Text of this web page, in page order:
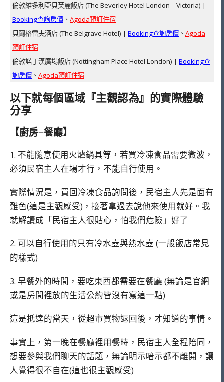
倫敦維多利亞貝芙麗飯店 (The Beverley Hotel London – Victoria) |
Booking查詢房價 、 Agoda預訂住宿
貝爾格雷夫酒店 (The Belgrave Hotel) | Booking查詢房價 、 Agoda
預訂住宿
倫敦諾丁漢廣場飯店 (Nottingham Place Hotel London) | Booking查
詢房價 、 Agoda預訂住宿
以下就每個區域『主觀認為』的實際體驗
分享
【廚房+餐廳】
1. 不能隨意使用火爐鍋具等，若買冷凍食品需要微波，
必須民宿主人在場才行，不能自行使用。
實際情況是，買回冷凍食品詢問後，民宿主人先是面有
難色(這是主觀感受)，接著拿過去說他來使用就好。我
就解讀成「民宿主人很貼心，怕我們危險」好了
2. 可以自行使用的只有冷水壺與熱水壺 (一般飯店常見
的樣式)
3. 早餐外的時間，要吃東西都需要在餐廳 (無論是官網
或是房間裡放的生活公約皆沒有寫這一點)
這是抵達的當天，從超市買物返回後，才知道的事情。
事實上，第一晚在餐廳裡用餐時，民宿主人全程陪同，
想要參與我們聊天的話題，無論明示喑示都不離開，讓
人覺得很不自在(這也很主觀感受)